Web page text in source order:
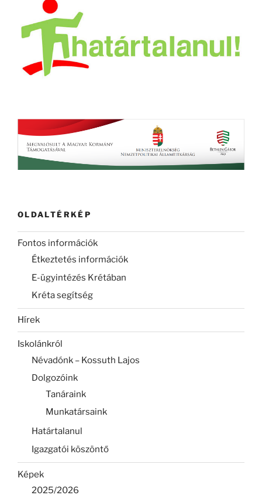
OLDALTÉRKÉP
Fontos információk
Étkeztetés információk
E-ügyintézés Krétában
Kréta segítség
Hírek
Iskolánkról
Névadónk – Kossuth Lajos
Dolgozóink
Tanáraink
Munkatársaink
Határtalanul
Igazgatói köszöntő
Képek
2025/2026